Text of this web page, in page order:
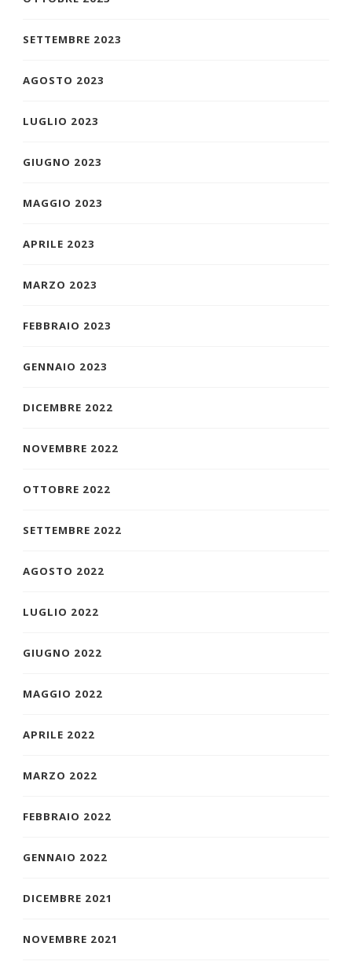
SETTEMBRE 2023
AGOSTO 2023
LUGLIO 2023
GIUGNO 2023
MAGGIO 2023
APRILE 2023
MARZO 2023
FEBBRAIO 2023
GENNAIO 2023
DICEMBRE 2022
NOVEMBRE 2022
OTTOBRE 2022
SETTEMBRE 2022
AGOSTO 2022
LUGLIO 2022
GIUGNO 2022
MAGGIO 2022
APRILE 2022
MARZO 2022
FEBBRAIO 2022
GENNAIO 2022
DICEMBRE 2021
NOVEMBRE 2021